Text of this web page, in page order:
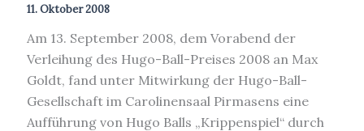
11. Oktober 2008
Am 13. September 2008, dem Vorabend der
Verleihung des Hugo-Ball-Preises 2008 an Max
Goldt, fand unter Mitwirkung der Hugo-Ball-
Gesellschaft im Carolinensaal Pirmasens eine
Aufführung von Hugo Balls „Krippenspiel“ durch